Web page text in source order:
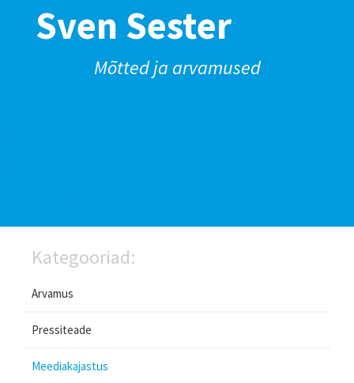
Sven Sester
Mõtted ja arvamused
Kategooriad:
Arvamus
Pressiteade
Meediakajastus